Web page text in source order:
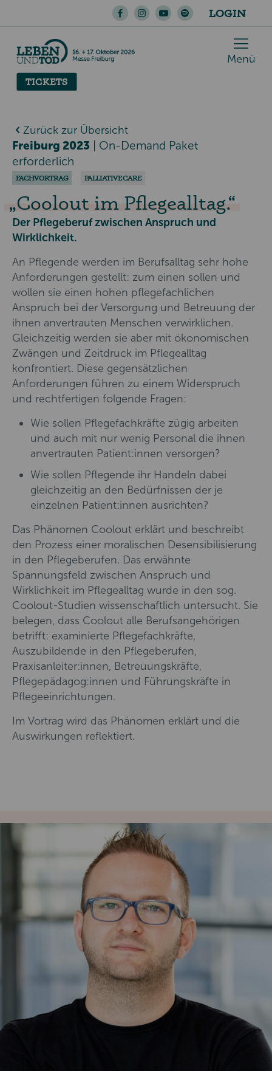
LOGIN
TICKETS
Menü
Zurück zur Übersicht
Freiburg 2023
On-Demand Paket
erforderlich
FACHVORTRAG PALLIATIVE CARE
Coolout im Pflegealltag.
Der Pflegeberuf zwischen Anspruch und
Wirklichkeit.
An Pflegende werden im Berufsalltag sehr hohe
Anforderungen gestellt: zum einen sollen und
wollen sie einen hohen pflegefachlichen
Anspruch bei der Versorgung und Betreuung der
ihnen anvertrauten Menschen verwirklichen.
Gleichzeitig werden sie aber mit ökonomischen
Zwängen und Zeitdruck im Pflegealltag
konfrontiert. Diese gegensätzlichen
Anforderungen führen zu einem Widerspruch
und rechtfertigen folgende Fragen:
Wie sollen Pflegefachkräfte zügig arbeiten
und auch mit nur wenig Personal die ihnen
anvertrauten Patient:innen versorgen?
Wie sollen Pflegende ihr Handeln dabei
gleichzeitig an den Bedürfnissen der je
einzelnen Patient:innen ausrichten?
Das Phänomen Coolout erklärt und beschreibt
den Prozess einer moralischen Desensibilisierung
in den Pflegeberufen. Das erwähnte
Spannungsfeld zwischen Anspruch und
Wirklichkeit im Pflegealltag wurde in den sog.
Coolout-Studien wissenschaftlich untersucht. Sie
belegen, dass Coolout alle Berufsangehörigen
betrifft: examinierte Pflegefachkräfte,
Auszubildende in den Pflegeberufen,
Praxisanleiter:innen, Betreuungskräfte,
Pflegepädagog:innen und Führungskräfte in
Pflegeeinrichtungen.
Im Vortrag wird das Phänomen erklärt und die
Auswirkungen reflektiert.